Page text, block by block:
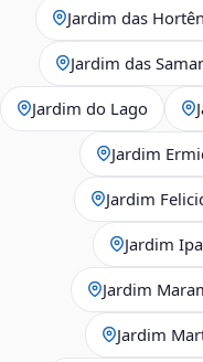
Jardim das
Jardim das
Jardim do Lago
Jardim
Jardim
Jardim
Jardim
Jardim